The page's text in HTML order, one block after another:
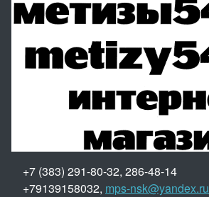
+7 (383) 291-80-32, 286-48-14
+79139158032, mps-nsk@yandex.ru